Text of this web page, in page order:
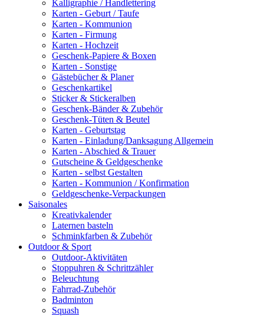
Kalligraphie / Handlettering
Karten - Geburt / Taufe
Karten - Kommunion
Karten - Firmung
Karten - Hochzeit
Geschenk-Papiere & Boxen
Karten - Sonstige
Gästebücher & Planer
Geschenkartikel
Sticker & Stickeralben
Geschenk-Bänder & Zubehör
Geschenk-Tüten & Beutel
Karten - Geburtstag
Karten - Einladung/Danksagung Allgemein
Karten - Abschied & Trauer
Gutscheine & Geldgeschenke
Karten - selbst Gestalten
Karten - Kommunion / Konfirmation
Geldgeschenke-Verpackungen
Saisonales
Kreativkalender
Laternen basteln
Schminkfarben & Zubehör
Outdoor & Sport
Outdoor-Aktivitäten
Stoppuhren & Schrittzähler
Beleuchtung
Fahrrad-Zubehör
Badminton
Squash